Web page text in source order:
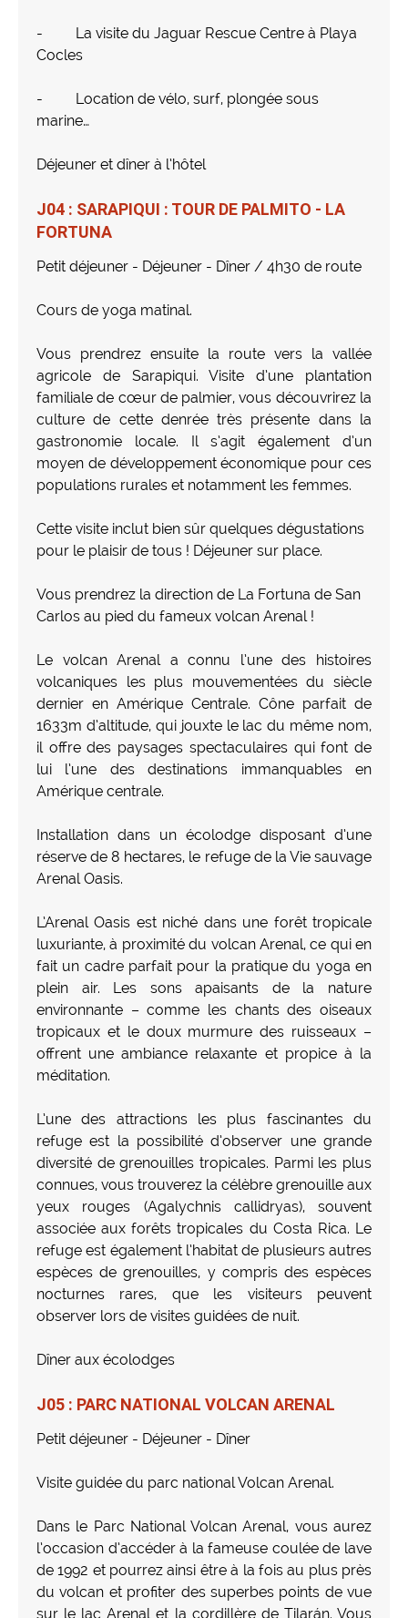
- La visite du Jaguar Rescue Centre à Playa
Cocles
- Location de vélo, surf, plongée sous
marine…
Déjeuner et dîner à l’hôtel
J04 : SARAPIQUI : TOUR DE PALMITO - LA
FORTUNA
Petit déjeuner - Déjeuner - Dîner / 4h30 de route
Cours de yoga matinal.
Vous prendrez ensuite la route vers la vallée
agricole de Sarapiqui. Visite d’une plantation
familiale de cœur de palmier, vous découvrirez la
culture de cette denrée très présente dans la
gastronomie locale. Il s’agit également d’un
moyen de développement économique pour ces
populations rurales et notamment les femmes.
Cette visite inclut bien sûr quelques dégustations
pour le plaisir de tous ! Déjeuner sur place.
Vous prendrez la direction de La Fortuna de San
Carlos au pied du fameux volcan Arenal !
Le volcan Arenal a connu l’une des histoires
volcaniques les plus mouvementées du siècle
dernier en Amérique Centrale. Cône parfait de
1633m d’altitude, qui jouxte le lac du même nom,
il offre des paysages spectaculaires qui font de
lui l’une des destinations immanquables en
Amérique centrale.
Installation dans un écolodge disposant d’une
réserve de 8 hectares, le refuge de la Vie sauvage
Arenal Oasis.
L’Arenal Oasis est niché dans une forêt tropicale
luxuriante, à proximité du volcan Arenal, ce qui en
fait un cadre parfait pour la pratique du yoga en
plein air. Les sons apaisants de la nature
environnante – comme les chants des oiseaux
tropicaux et le doux murmure des ruisseaux –
offrent une ambiance relaxante et propice à la
méditation.
L’une des attractions les plus fascinantes du
refuge est la possibilité d’observer une grande
diversité de grenouilles tropicales. Parmi les plus
connues, vous trouverez la célèbre grenouille aux
yeux rouges (Agalychnis callidryas), souvent
associée aux forêts tropicales du Costa Rica. Le
refuge est également l’habitat de plusieurs autres
espèces de grenouilles, y compris des espèces
nocturnes rares, que les visiteurs peuvent
observer lors de visites guidées de nuit.
Dîner aux écolodges
J05 : PARC NATIONAL VOLCAN ARENAL
Petit déjeuner - Déjeuner - Dîner
Visite guidée du parc national Volcan Arenal.
Dans le Parc National Volcan Arenal, vous aurez
l’occasion d’accéder à la fameuse coulée de lave
de 1992 et pourrez ainsi être à la fois au plus près
du volcan et profiter des superbes points de vue
sur le lac Arenal et la cordillère de Tilarán. Vous